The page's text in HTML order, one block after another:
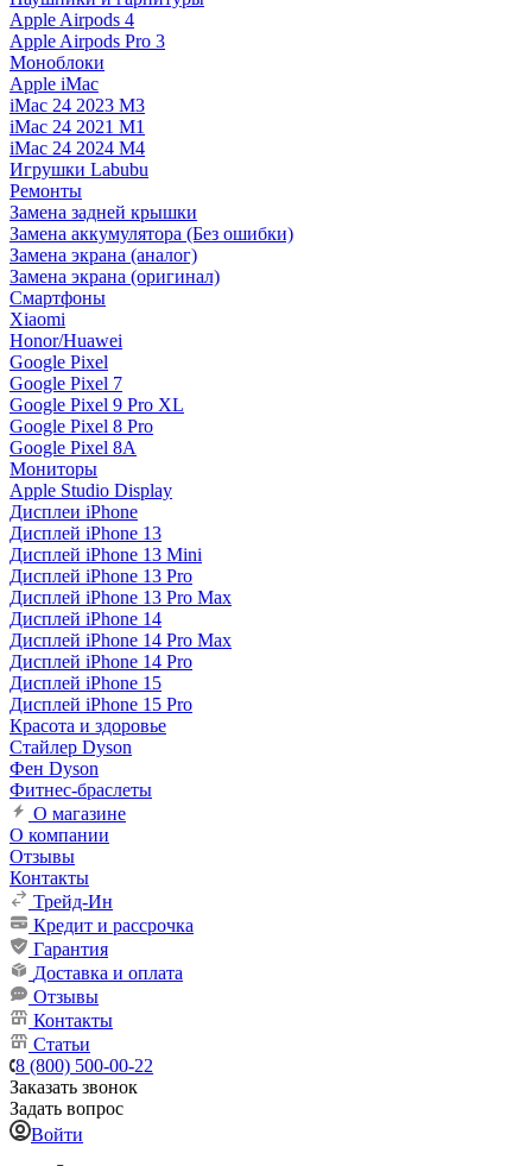
Apple Airpods 4
Apple Airpods Pro 3
Моноблоки
Apple iMac
iMac 24 2023 M3
iMac 24 2021 M1
iMac 24 2024 M4
Игрушки Labubu
Ремонты
Замена задней крышки
Замена аккумулятора (Без ошибки)
Замена экрана (аналог)
Замена экрана (оригинал)
Смартфоны
Xiaomi
Honor/Huawei
Google Pixel
Google Pixel 7
Google Pixel 9 Pro XL
Google Pixel 8 Pro
Google Pixel 8A
Мониторы
Apple Studio Display
Дисплеи iPhone
Дисплей iPhone 13
Дисплей iPhone 13 Mini
Дисплей iPhone 13 Pro
Дисплей iPhone 13 Pro Max
Дисплей iPhone 14
Дисплей iPhone 14 Pro Max
Дисплей iPhone 14 Pro
Дисплей iPhone 15
Дисплей iPhone 15 Pro
Красота и здоровье
Стайлер Dyson
Фен Dyson
Фитнес-браслеты
О магазине
О компании
Отзывы
Контакты
Трейд-Ин
Кредит и рассрочка
Гарантия
Доставка и оплата
Отзывы
Контакты
Статьи
8 (800) 500-00-22
Заказать звонок
Задать вопрос
Войти